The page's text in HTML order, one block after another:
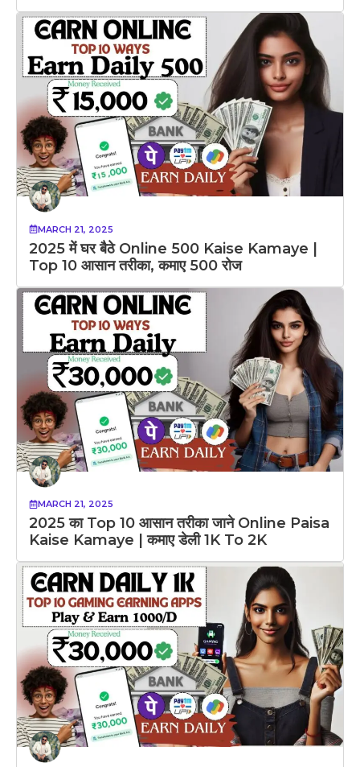
MARCH 21, 2025
2025 में घर बैठे Online 500 Kaise Kamaye |
Top 10 आसान तरीका, कमाए 500 रोज
MARCH 21, 2025
2025 का Top 10 आसान तरीका जाने Online Paisa
Kaise Kamaye | कमाए डेली 1K To 2K